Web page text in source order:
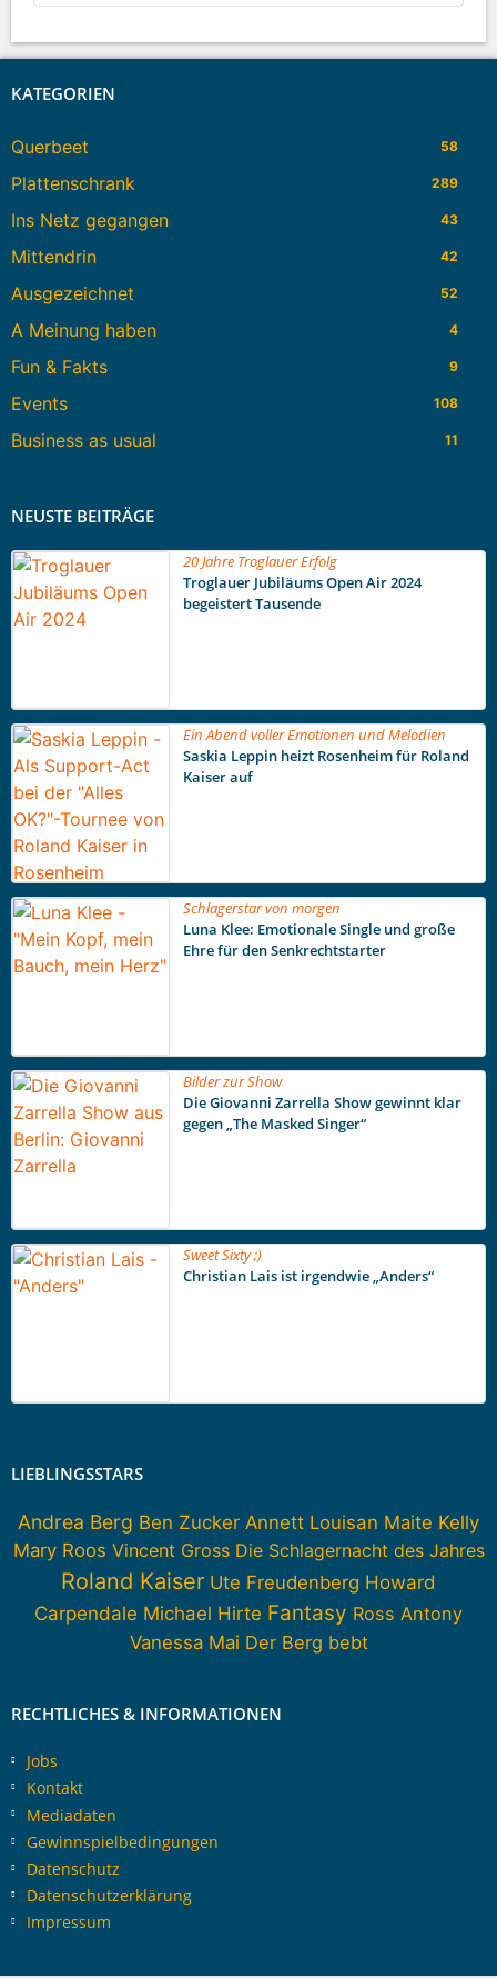
KATEGORIEN
Querbeet 58
Plattenschrank 289
Ins Netz gegangen 43
Mittendrin 42
Ausgezeichnet 52
A Meinung haben 4
Fun & Fakts 9
Events 108
Business as usual 11
NEUSTE BEITRÄGE
20 Jahre Troglauer Erfolg
Troglauer Jubiläums Open Air 2024
begeistert Tausende
Ein Abend voller Emotionen und Melodien
Saskia Leppin heizt Rosenheim für Roland
Kaiser auf
Schlagerstar von morgen
Luna Klee: Emotionale Single und große
Ehre für den Senkrechtstarter
Bilder zur Show
Die Giovanni Zarrella Show gewinnt klar
gegen „The Masked Singer“
Sweet Sixty ;)
Christian Lais ist irgendwie „Anders“
LIEBLINGSSTARS
Andrea Berg Ben Zucker Annett Louisan Maite Kelly
Mary Roos Vincent Gross Die Schlagernacht des Jahres
Roland Kaiser Ute Freudenberg Howard
Carpendale Michael Hirte Fantasy Ross Antony
Vanessa Mai Der Berg bebt
RECHTLICHES & INFORMATIONEN
Jobs
Kontakt
Mediadaten
Gewinnspielbedingungen
Datenschutz
Datenschutzerklärung
Impressum